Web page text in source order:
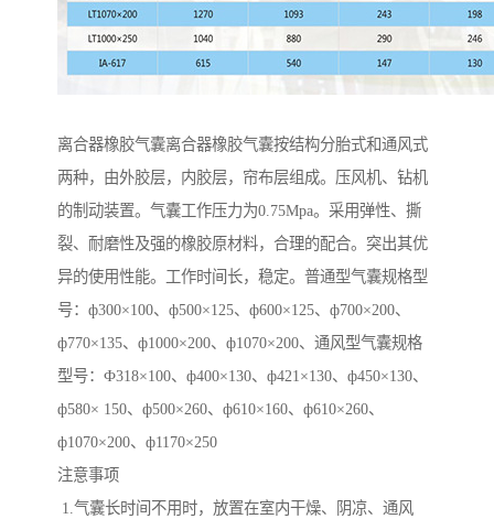
离合器橡胶气囊离合器橡胶气囊按结构分胎式和通风式
两种，由外胶层，内胶层，帘布层组成。压风机、钻机
的制动装置。气囊工作压力为0.75Mpa。采用弹性、撕
裂、耐磨性及强的橡胶原材料，合理的配合。突出其优
异的使用性能。工作时间长，稳定。普通型气囊规格型
号：ф300×100、ф500×125、ф600×125、ф700×200、
ф770×135、ф1000×200、ф1070×200、通风型气囊规格
型号：Ф318×100、ф400×130、ф421×130、ф450×130、
ф580× 150、ф500×260、ф610×160、ф610×260、
ф1070×200、ф1170×250
注意事项
1.气囊长时间不用时，放置在室内干燥、阴凉、通风